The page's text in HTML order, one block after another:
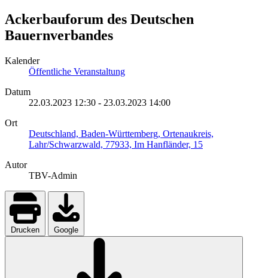
Ackerbauforum des Deutschen
Bauernverbandes
Kalender
Öffentliche Veranstaltung
Datum
22.03.2023 12:30 - 23.03.2023 14:00
Ort
Deutschland, Baden-Württemberg, Ortenaukreis,
Lahr/Schwarzwald, 77933, Im Hanfländer, 15
Autor
TBV-Admin
Drucken Google